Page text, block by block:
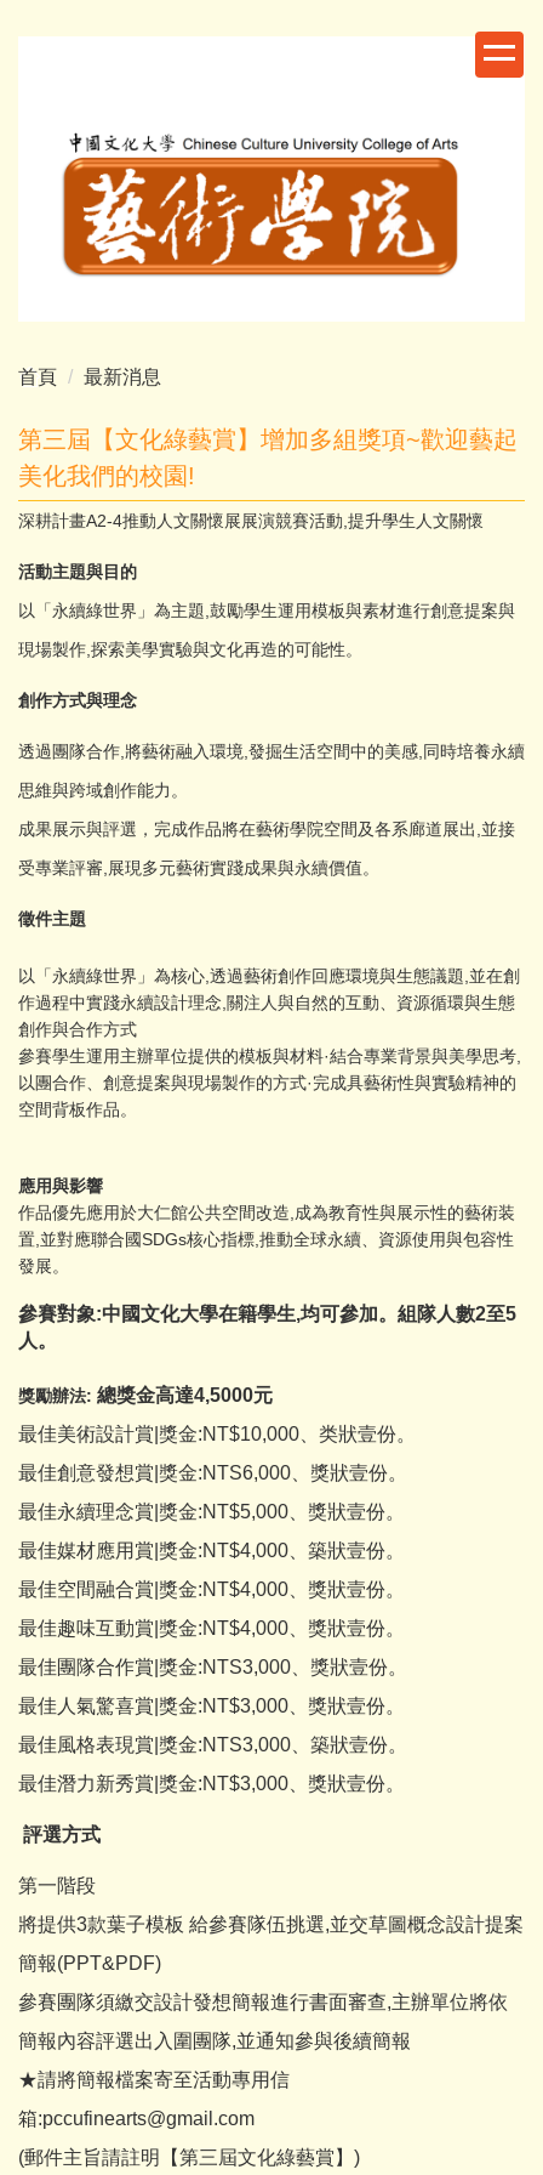
首頁 最新消息
第三屆【文化綠藝賞】增加多組獎項~歡迎藝起
美化我們的校園!
深耕計畫A2-4推動人文關懷展展演競賽活動,提升學生人文關懷
活動主題與目的
以「永續綠世界」為主題,鼓勵學生運用模板與素材進行創意提案與
現場製作,探索美學實驗與文化再造的可能性。
創作方式與理念
透過團隊合作,將藝術融入環境,發掘生活空間中的美感,同時培養永續
思維與跨域創作能力。
成果展示與評選， 完成作品將在藝術學院空間及各系廊道展出,並接
受專業評審,展現多元藝術實踐成果與永續價值。
徵件主題
以「永續綠世界」為核心,透過藝術創作回應環境與生態議題,並在創
作過程中實踐永續設計理念,關注人與自然的互動、資源循環與生態
創作與合作方式
參賽學生運用主辦單位提供的模板與材料·結合專業背景與美學思考,
以團合作、創意提案與現場製作的方式·完成具藝術性與實驗精神的
空間背板作品。
應用與影響
作品優先應用於大仁館公共空間改造,成為教育性與展示性的藝術装
置,並對應聯合國SDGs核心指標,推動全球永續、資源使用與包容性
發展。
參賽對象:中國文化大學在籍學生,均可參加。組隊人數2至5
人。
獎勵辦法: 總獎金高達4,5000元
最佳美術設計賞|獎金:NT$10,000、类狀壹份。
最佳創意發想賞|獎金:NTS6,000、獎狀壹份。
最佳永續理念賞|獎金:NT$5,000、獎狀壹份。
最佳媒材應用賞|獎金:NT$4,000、築狀壹份。
最佳空間融合賞|獎金:NT$4,000、獎狀壹份。
最佳趣味互動賞|獎金:NT$4,000、獎狀壹份。
最佳團隊合作賞|獎金:NTS3,000、獎狀壹份。
最佳人氣驚喜賞|獎金:NT$3,000、獎狀壹份。
最佳風格表現賞|獎金:NTS3,000、築狀壹份。
最佳潛力新秀賞|獎金:NT$3,000、獎狀壹份。
評選方式
第一階段
將提供3款葉子模板 給參賽隊伍挑選,並交草圖概念設計提案
簡報(PPT&PDF)
參賽團隊須繳交設計發想簡報進行書面審查,主辦單位將依
簡報內容評選出入圍團隊,並通知參與後續簡報
★請將簡報檔案寄至活動專用信
箱:pccufinearts@gmail.com
(郵件主旨請註明【第三屆文化綠藝賞】)